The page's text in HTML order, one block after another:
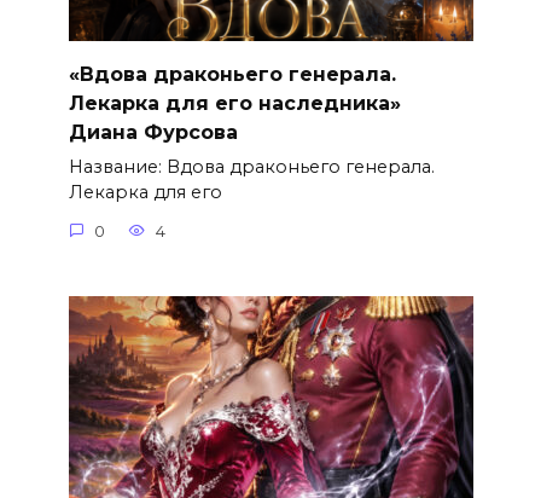
«Вдова драконьего генерала.
Лекарка для его наследника»
Диана Фурсова
Название: Вдова драконьего генерала.
Лекарка для его
0 4